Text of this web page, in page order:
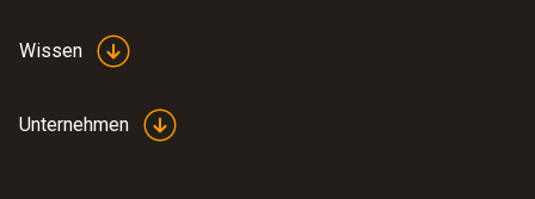
Wissen
Unternehmen